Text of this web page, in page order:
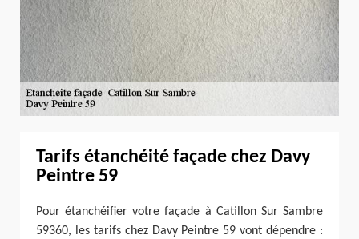
Tarifs étanchéité façade chez Davy
Peintre 59
Pour étanchéifier votre façade à Catillon Sur Sambre
59360, les tarifs chez Davy Peintre 59 vont dépendre :